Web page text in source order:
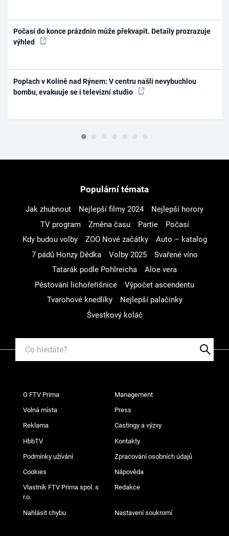
Počasí do konce prázdnin může překvapit. Detaily prozrazuje
výhled
Poplach v Kolíně nad Rýnem: V centru našli nevybuchlou
bombu, evakuuje se i televizní studio
Populární témata
Jak zhubnout Nejlepší filmy 2024
Nejlepší horory
TV program
Změna času Partie
Počasí
Kdy budou volby
ZOO Nové začátky
Auto – katalog
7 pádů Honzy Dědka
Volby 2025
Svařené víno
Tatarák podle Pohlreicha
Aloe vera
Pěstování lichořeřišnice
Výpočet ascendentu
Tvarohové knedlíky
Nejlepší palačinky
Švestkový koláč
O FTV Prima Management
Volná místa Press
Reklama Castingy a výzvy
HbbTV Kontakty
Podmínky užívání Zpracování osobních údajů
Cookies Nápověda
Vlastník FTV Prima spol. s
r.o.
Redakce
Nahlásit chybu Nastavení soukromí